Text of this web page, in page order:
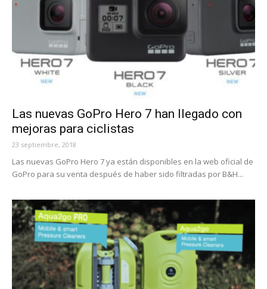
Las nuevas GoPro Hero 7 han llegado con
mejoras para ciclistas
23 septiembre, 2018
Las nuevas GoPro Hero 7 ya están disponibles en la web oficial de
GoPro para su venta después de haber sido filtradas por B&H...